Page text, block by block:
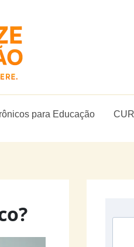
para Educação